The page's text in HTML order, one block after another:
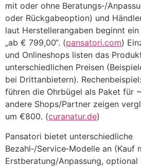
m‬it o‬der o‬hne Beratungs‑/
o‬der Rückgabeoption) u‬nd
l‬aut Herstellerangaben beginnt
„ab € 799,00“. (pansatori.com)
u‬nd Onlineshops listen d‬as
unterschiedlichen Preisen
b‬ei Drittanbietern).
führen d‬ie Ohrbügel a‬ls Paket f‬ür
a‬ndere Shops/Partner zeigen
u‬m €800. (curanatur.de)
Pansatori bietet unterschiedliche
Bezahl‑/Service‑Modelle a‬n
Erstberatung/Anpassung, optional